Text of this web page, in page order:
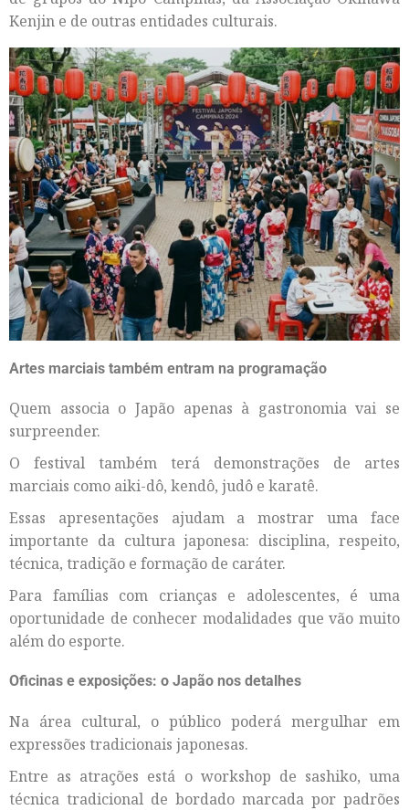
Kenjin e de outras entidades culturais.
Artes marciais também entram na programação
Quem associa o Japão apenas à gastronomia vai se
surpreender.
O festival também terá demonstrações de artes
marciais como aiki-dô, kendô, judô e karatê.
Essas apresentações ajudam a mostrar uma face
importante da cultura japonesa: disciplina, respeito,
técnica, tradição e formação de caráter.
Para famílias com crianças e adolescentes, é uma
oportunidade de conhecer modalidades que vão muito
além do esporte.
Oficinas e exposições: o Japão nos detalhes
Na área cultural, o público poderá mergulhar em
expressões tradicionais japonesas.
Entre as atrações está o workshop de sashiko, uma
técnica tradicional de bordado marcada por padrões